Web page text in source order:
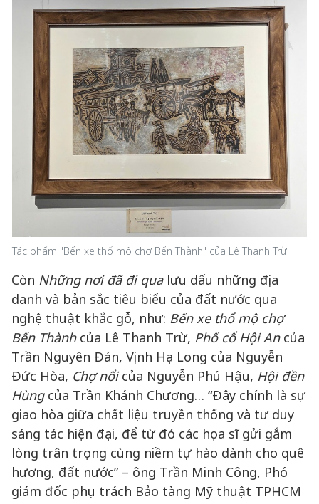
Tác phẩm "Bến xe thổ mộ chợ Bến Thành" của Lê Thanh Trừ
Còn Những nơi đã đi qualưu dấu những địa
danh và bản sắc tiêu biểu của đất nước qua
nghệ thuật khắc gỗ, như: Bến xe thổ mộ chợ
Bến Thànhcủa Lê Thanh Trừ, Phố cổ Hội Ancủa
Trần Nguyên Đán, Vịnh Hạ Long của Nguyễn
Đức Hòa, Chợ nổicủa Nguyễn Phú Hậu, Hội đền
Hùngcủa Trần Khánh Chương… “Đây chính là sự
giao hòa giữa chất liệu truyền thống và tư duy
sáng tác hiện đại, để từ đó các họa sĩ gửi gắm
lòng trân trọng cùng niềm tự hào dành cho quê
hương, đất nước” – ông Trần Minh Công, Phó
giám đốc phụ trách Bảo tàng Mỹ thuật TPHCM